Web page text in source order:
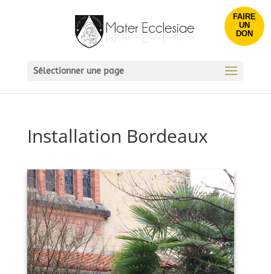
FAIRE
UN
DON
Sélectionner une page
Installation Bordeaux